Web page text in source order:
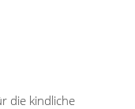
die kindliche